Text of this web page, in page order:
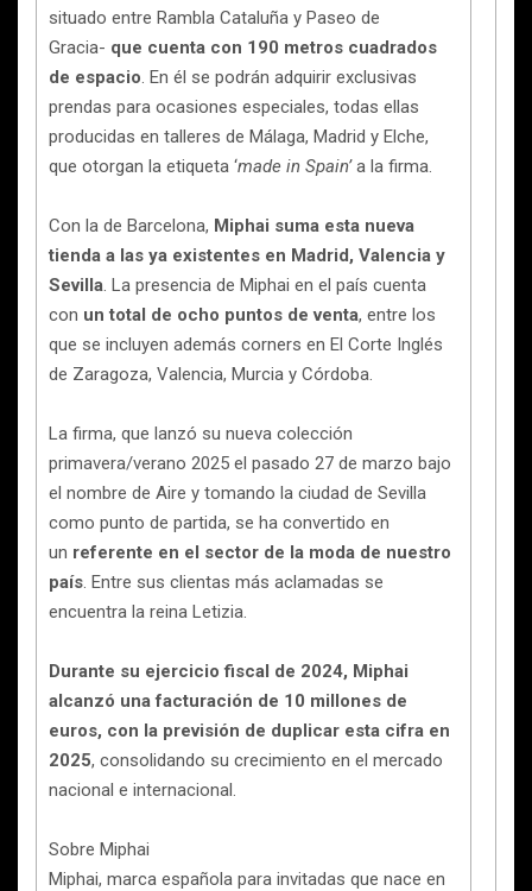
situado entre Rambla Cataluña y Paseo de
Gracia- que cuenta con 190 metros cuadrados
de espacio. En él se podrán adquirir exclusivas
prendas para ocasiones especiales, todas ellas
producidas en talleres de Málaga, Madrid y Elche,
que otorgan la etiqueta ‘made in Spain’a la firma.
Con la de Barcelona, Miphai suma esta nueva
tienda a las ya existentes en Madrid, Valencia y
Sevilla. La presencia de Miphai en el país cuenta
con un total de ocho puntos de venta, entre los
que se incluyen además corners en El Corte Inglés
de Zaragoza, Valencia, Murcia y Córdoba.
La firma, que lanzó su nueva colección
primavera/verano 2025 el pasado 27 de marzo bajo
el nombre de Aire y tomando la ciudad de Sevilla
como punto de partida, se ha convertido en
un referente en el sector de la moda de nuestro
país. Entre sus clientas más aclamadas se
encuentra la reina Letizia.
Durante su ejercicio fiscal de 2024, Miphai
alcanzó una facturación de 10 millones de
euros, con la previsión de duplicar esta cifra en
2025, consolidando su crecimiento en el mercado
nacional e internacional.
Sobre Miphai
Miphai, marca española para invitadas que nace en